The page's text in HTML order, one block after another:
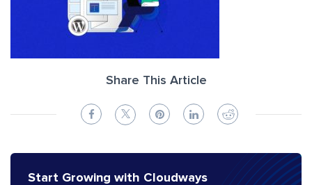
Share This Article
Start Growing with Cloudways